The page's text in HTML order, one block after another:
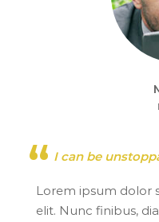
I can be
Lorem ipsum dolor
elit. Nunc finibus,